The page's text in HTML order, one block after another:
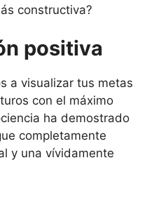
constructiva?
positiva
a visualizar tus metas
con el máximo
ha demostrado
completamente
y una vívidamente